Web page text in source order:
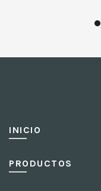
INICIO
PRODUCTOS